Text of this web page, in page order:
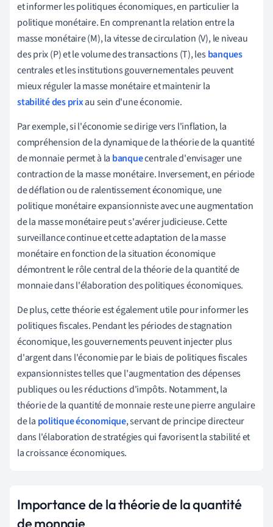
et informer les politiques économiques, en particulier la
politique monétaire. En comprenant la relation entre la
masse monétaire (M), la vitesse de circulation (V), le niveau
des prix (P) et le volume des transactions (T), lesbanques
centrales et les institutions gouvernementales peuvent
mieux réguler la masse monétaire et maintenir la
stabilité des prixau sein d'une économie.
Par exemple, si l'économie se dirige vers l'inflation, la
compréhension de la dynamique de la théorie de la quantité
de monnaie permet à la banquecentrale d'envisager une
contraction de la masse monétaire. Inversement, en période
de déflation ou de ralentissement économique, une
politique monétaire expansionniste avec une augmentation
de la masse monétaire peut s'avérer judicieuse. Cette
surveillance continue et cette adaptation de la masse
monétaire en fonction de la situation économique
démontrent le rôle central de la théorie de la quantité de
monnaie dans l'élaboration des politiques économiques.
De plus, cette théorie est également utile pour informer les
politiques fiscales. Pendant les périodes de stagnation
économique, les gouvernements peuvent injecter plus
d'argent dans l'économie par le biais de politiques fiscales
expansionnistes telles que l'augmentation des dépenses
publiques ou les réductions d'impôts. Notamment, la
théorie de la quantité de monnaie reste une pierre angulaire
de la politique économique, servant de principe directeur
dans l'élaboration de stratégies qui favorisent la stabilité et
la croissance économiques.
Importance de la théorie de la quantité
de monnaie